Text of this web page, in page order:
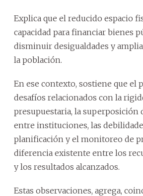
Explica que el reducido espacio
capacidad para financiar bienes
disminuir desigualdades y
la población.
En ese contexto, sostiene que el
desafíos relacionados con la
presupuestaria, la superposición
entre instituciones, las
planificación y el monitoreo de
diferencia existente entre los
y los resultados alcanzados.
Estas observaciones, agrega,